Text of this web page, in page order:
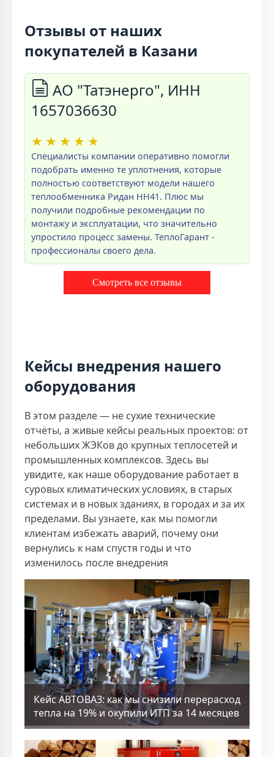
Отзывы от наших
покупателей в Казани
АО "Татэнерго", ИНН
1657036630
★ ★ ★ ★ ★
Специалисты компании оперативно помогли
подобрать именно те уплотнения, которые
полностью соответствуют модели нашего
теплообменника Ридан НН41. Плюс мы
получили подробные рекомендации по
монтажу и эксплуатации, что значительно
упростило процесс замены. ТеплоГарант -
профессионалы своего дела.
Смотреть все отзывы
Кейсы внедрения нашего
оборудования
В этом разделе — не сухие технические
отчёты, а живые кейсы реальных проектов: от
небольших ЖЭКов до крупных теплосетей и
промышленных комплексов. Здесь вы
увидите, как наше оборудование работает в
суровых климатических условиях, в старых
системах и в новых зданиях, в городах и за их
пределами. Вы узнаете, как мы помогли
клиентам избежать аварий, почему они
вернулись к нам спустя годы и что
изменилось после внедрения
Кейс АВТОВАЗ: как мы снизили перерасход
тепла на 19% и окупили ИТП за 14 месяцев